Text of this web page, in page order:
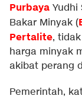
Purbaya Yudhi
Bakar Minyak (
Pertalite,
harga minyak
akibat perang
Pemerintah,